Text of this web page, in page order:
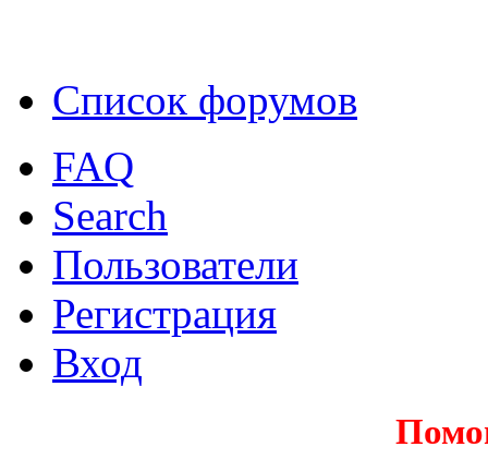
Список форумов
FAQ
Search
Пользователи
Регистрация
Вход